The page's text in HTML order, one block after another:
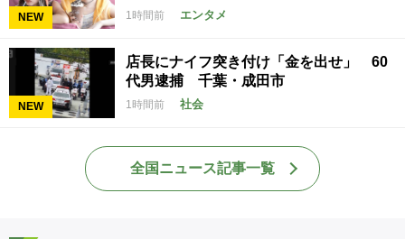
NEW 1時間前 エンタメ
NEW
店長にナイフ突き付け「金を出せ」 60
代男逮捕 千葉・成田市
1時間前 社会
全国ニュース記事一覧